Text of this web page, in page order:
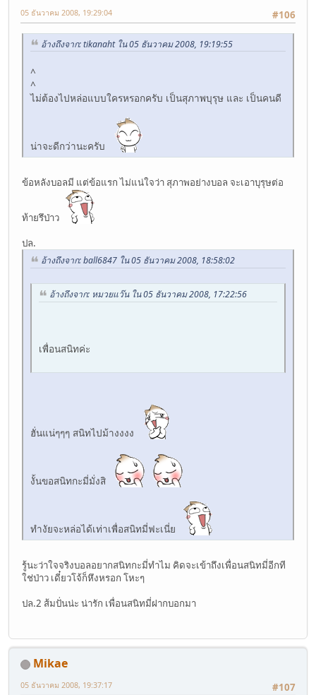
#106
05 ธันวาคม 2008, 19:29:04
อ้างถึงจาก: tikanaht ใน 05 ธันวาคม 2008, 19:19:55
^
^
ไม่ต้องไปหล่อแบบใครหรอกครับ เป็นสุภาพบุรุษ และ เป็นคนดี
น่าจะดีกว่านะครับ
ข้อหลังบอลมี แต่ข้อแรก ไม่แน่ใจว่า สุภาพอย่างบอล จะเอาบุรุษต่อ
ท้ายรึป่าว
ปล.
อ้างถึงจาก: ball6847 ใน 05 ธันวาคม 2008, 18:58:02
อ้างถึงจาก: หมวยแว๊น ใน 05 ธันวาคม 2008, 17:22:56
เพื่อนสนิทค่ะ
ฮั่นแน่ๆๆๆ สนิทไปม้างงงง
งั้นขอสนิทกะมี่มั่งสิ
ทำงัยจะหล่อได้เท่าเพื่อสนิทมี่ฟะเนี่ย
รู้นะว่าใจจริงบอลอยากสนิทกะมี่ทำไม คิดจะเข้าถึงเพื่อนสนิทมี่อีกที
ใช่ป่าว เดี๋ยวโจ้ก็หึงหรอก โหะๆ
ปล.2 ส้มปั่นน่ะ น่ารัก เพื่อนสนิทมี่ฝากบอกมา
Mikae
#107
05 ธันวาคม 2008, 19:37:17